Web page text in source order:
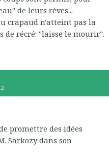
de leurs rèves...
crapaud n'atteint pas la
de récré: "laisse le mourir".
promettre des idées
Sarkozy dans son